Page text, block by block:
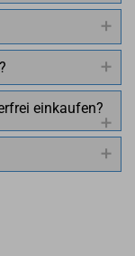
einkaufen?